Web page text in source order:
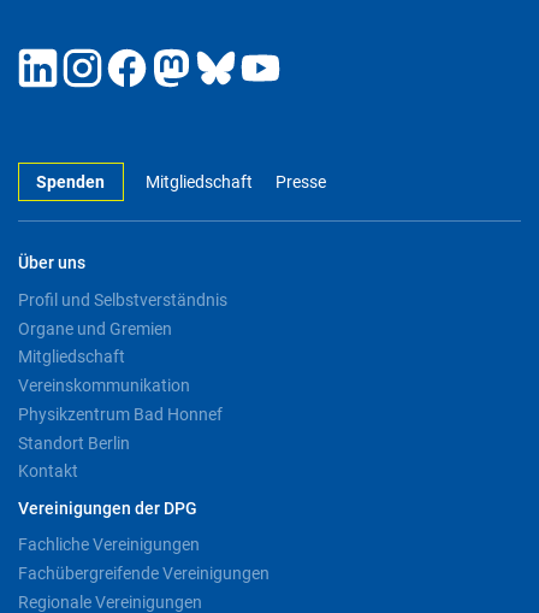
Spenden Mitgliedschaft Presse
Über uns
Profil und Selbstverständnis
Organe und Gremien
Mitgliedschaft
Vereinskommunikation
Physikzentrum Bad Honnef
Standort Berlin
Kontakt
Vereinigungen der DPG
Fachliche Vereinigungen
Fachübergreifende Vereinigungen
Regionale Vereinigungen